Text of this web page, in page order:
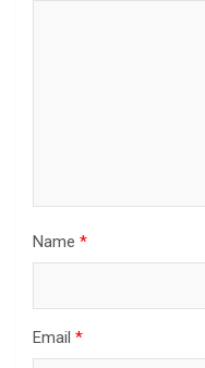
Name *
Email *